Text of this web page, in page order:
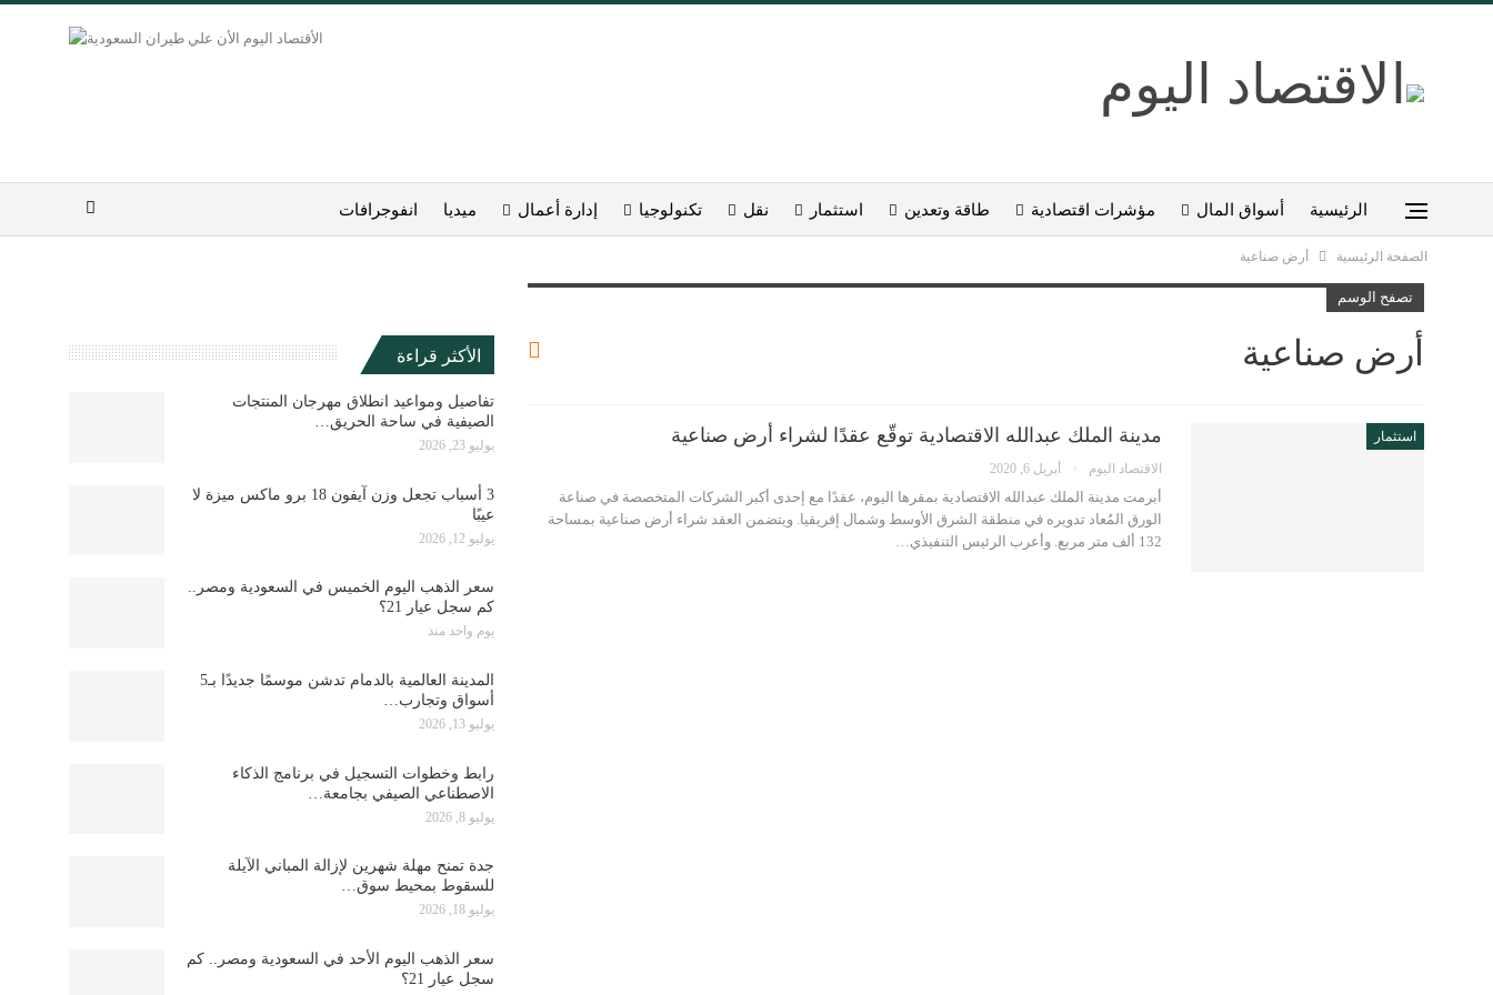
الرئيسية أسواق المال مؤشرات اقتصادية طاقة وتعدين استثمار نقل تكنولوجيا إدارة أعمال ميديا انفوجرافات
الصفحة الرئيسية أرض صناعية
تصفح الوسم
أرض صناعية
استثمار مدينة الملك عبدالله الاقتصادية توقّع عقدًا لشراء أرض صناعية
الاقتصاد اليوم أبريل 6, 2020
أبرمت مدينة الملك عبدالله الاقتصادية بمقرها اليوم، عقدًا مع إحدى أكبر الشركات المتخصصة في صناعة
الورق المُعاد تدويره في منطقة الشرق الأوسط وشمال إفريقيا. ويتضمن العقد شراء أرض صناعية بمساحة
132 ألف متر مربع. وأعرب الرئيس التنفيذي…
الأكثر قراءة
تفاصيل ومواعيد انطلاق مهرجان المنتجات
الصيفية في ساحة الحريق…
يوليو 23, 2026
3 أسباب تجعل وزن آيفون 18 برو ماكس ميزة لا
عيبًا
يوليو 12, 2026
سعر الذهب اليوم الخميس في السعودية ومصر..
كم سجل عيار 21؟
يوم واحد منذ
المدينة العالمية بالدمام تدشن موسمًا جديدًا بـ5
أسواق وتجارب…
يوليو 13, 2026
رابط وخطوات التسجيل في برنامج الذكاء
الاصطناعي الصيفي بجامعة…
يوليو 8, 2026
جدة تمنح مهلة شهرين لإزالة المباني الآيلة
للسقوط بمحيط سوق…
يوليو 18, 2026
سعر الذهب اليوم الأحد في السعودية ومصر.. كم
سجل عيار 21؟